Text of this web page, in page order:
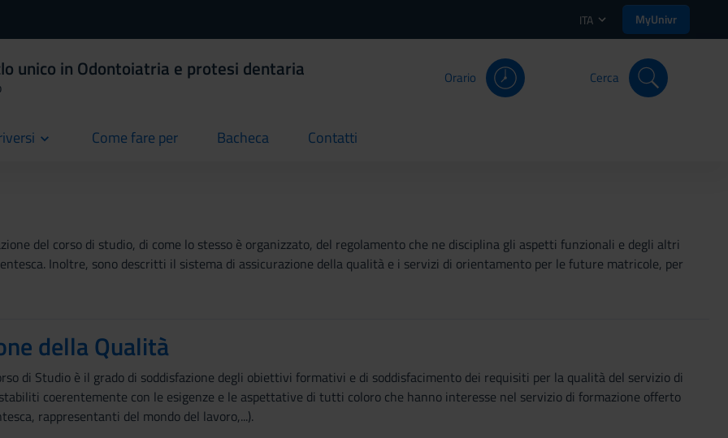
ITA MyUnivr
unico in Odontoiatria e protesi dentaria Orario Cerca
Come fare per
current Bacheca
current Contatti
current
del corso di studio, di come lo stesso è organizzato, del regolamento che ne disciplina gli aspetti funzionali e degli altri
Inoltre, sono descritti il sistema di assicurazione della qualità e i servizi di orientamento per le future matricole, per
della Qualità
di Studio è il grado di soddisfazione degli obiettivi formativi e di soddisfacimento dei requisiti per la qualità del servizio di
coerentemente con le esigenze e le aspettative di tutti coloro che hanno interesse nel servizio di formazione offerto
rappresentanti del mondo del lavoro,...).